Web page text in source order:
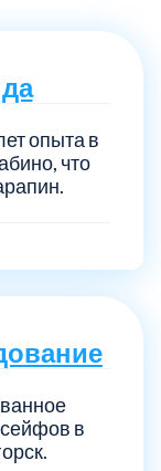
опыта в
что
в